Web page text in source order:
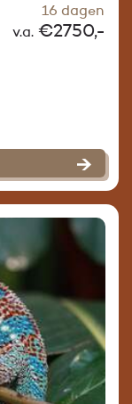
16 dagen
v.a. €2750,-